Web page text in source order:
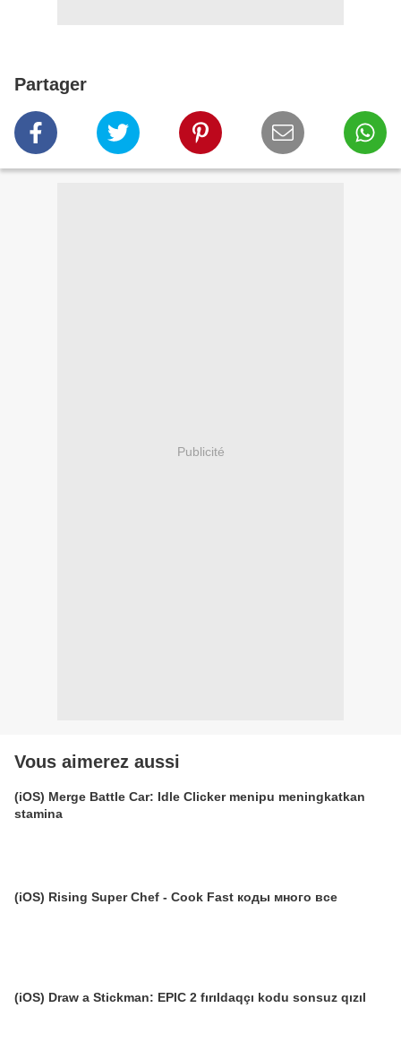
Partager
Publicité
Vous aimerez aussi
(iOS) Merge Battle Car: Idle Clicker menipu meningkatkan
stamina
(iOS) Rising Super Chef - Cook Fast коды много все
(iOS) Draw a Stickman: EPIC 2 fırıldaqçı kodu sonsuz qızıl